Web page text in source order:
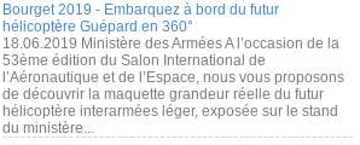
Bourget 2019 - Embarquez à bord du futur
hélicoptère Guépard en 360°
18.06.2019 Ministère des Armées A l’occasion de la
53ème édition du Salon International de
l’Aéronautique et de l’Espace, nous vous proposons
de découvrir la maquette grandeur réelle du futur
hélicoptère interarmées léger, exposée sur le stand
du ministère...